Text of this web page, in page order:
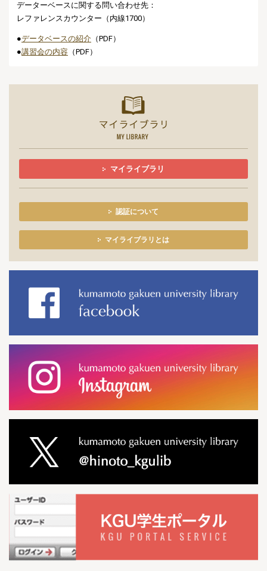
データーベースに関する問い合わせ先：
レファレンスカウンター（内線1700）
●データベースの紹介 （PDF）
●講習会の内容 （PDF）
マイライブラリ
認証について
マイライブラリとは